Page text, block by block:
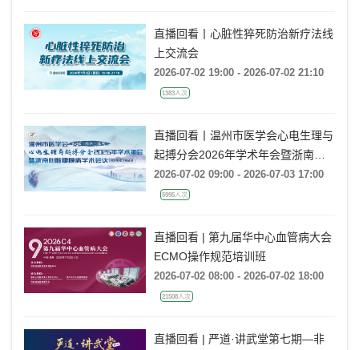
直播回看丨心脏性猝死防治新疗法线
上交流会
2026-07-02 19:00 - 2026-07-02 21:10
1383人次
直播回看丨温州市医学会心电生理与
起搏分会2026年学术年会暨浙南心
脏瓣膜病学术会议
2026-07-02 09:00 - 2026-07-03 17:00
5995人次
直播回看 | 第九届华中心血管病大会
ECMO操作规范培训班
2026-07-02 08:00 - 2026-07-02 18:00
21508人次
直播回看 | 严道·讲武堂第七期—非